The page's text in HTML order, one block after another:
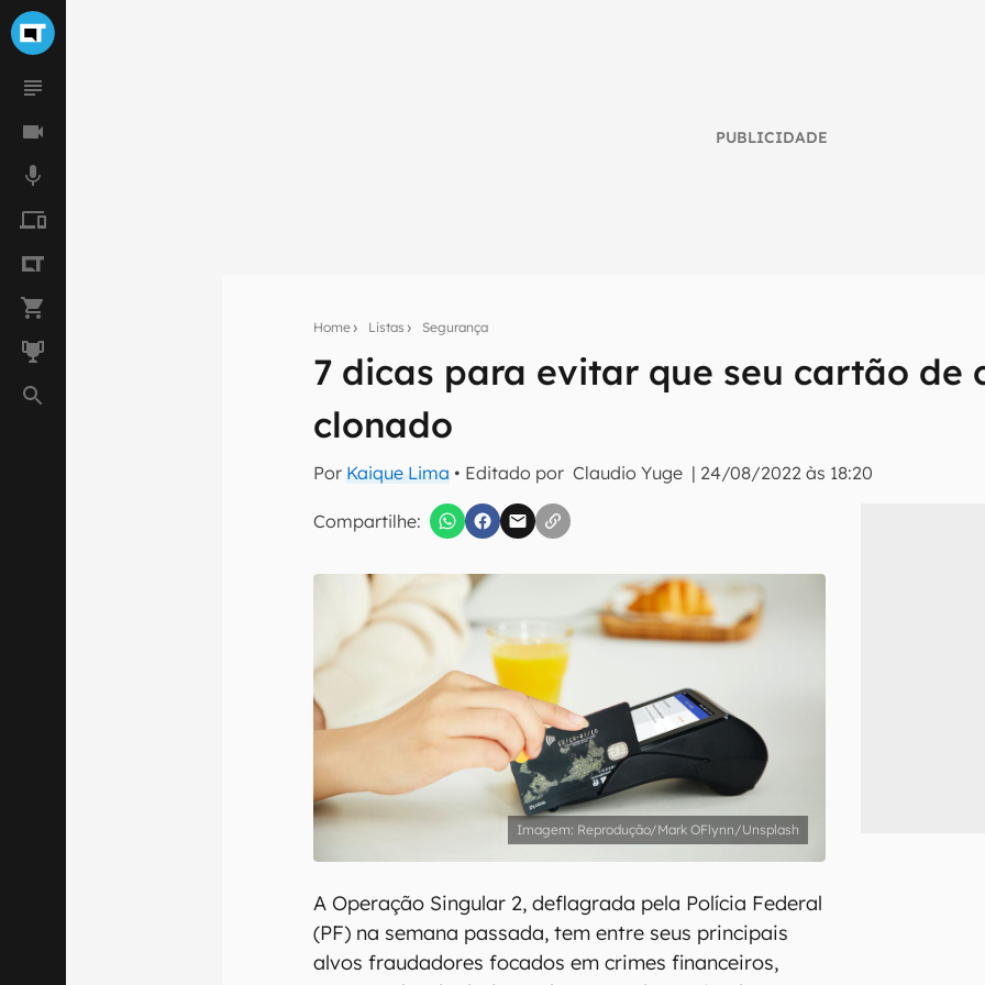
PUBLICIDADE
Home Listas Segurança
7 dicas para evitar que seu cartão de
clonado
Por Kaique Lima • Editado por Claudio Yuge | 24/08/2022 às 18:20
Compartilhe:
Seu resumo inteligente do mundo tech!
Assine a newsletter do Canaltech e receba notícias e reviews sobre tecnologia
inscreva-se
Confirmo que li, aceito e concordo com os
Reprodução/Mark OFlynn/Unsplash
A Operação Singular 2, deflagrada pela Polícia Federal
(PF) na semana passada, tem entre seus principais
alvos fraudadores focados em crimes financeiros,